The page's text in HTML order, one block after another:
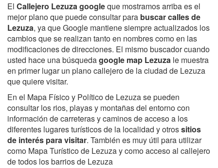
El Callejero Lezuza googleque mostramos arriba es el
mejor plano que puede consultar para buscar calles de
Lezuza, ya que Google mantiene siempre actualizados los
cambios que se realizan tanto en nombres como en las
modificaciones de direcciones. El mismo buscador cuando
usted hace una búsquedagoogle map Lezuza le muestra
en primer lugar un plano callejero de la ciudad de Lezuza
que quiere visitar.
En el Mapa Físico y Político de Lezuza se pueden
consultar los rios, playas y montañas del entorno con
información de carreteras y caminos de acceso a los
diferentes lugares turísticos de la localidad y otrossitios
de interés para visitar. También es muy útil para utilizar
como Mapa Turístico de Lezuza y como acceso al callejero
de todos los barrios de Lezuza